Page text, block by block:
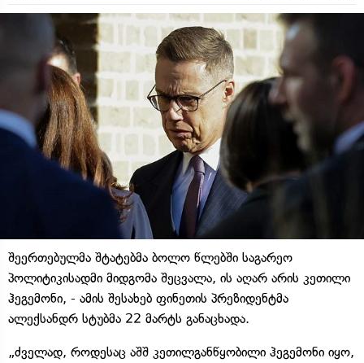
შეერთებულმა შტატებმა ბოლო წლებში საგარეო
პოლიტიკისადმი მიდგომა შეცვალა, ის აღარ არის კეთილი
ჰეგემონი, - ამის შესახებ ფინეთის პრეზიდენტმა
ალექსანდრ სტუბმა 22 მარტს განაცხადა.
„ძველად, როდესაც აშშ კეთილგანწყობილი ჰეგემონი იყო,